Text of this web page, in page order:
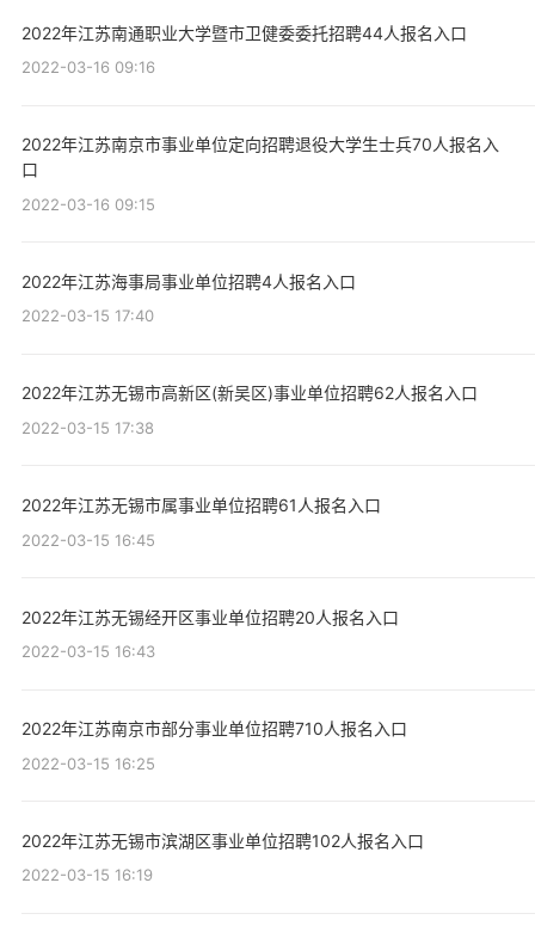
2022年江苏南通职业大学暨市卫健委委托招聘44人报名入口
2022-03-16 09:16
2022年江苏南京市事业单位定向招聘退役大学生士兵70人报名入
口
2022-03-16 09:15
2022年江苏海事局事业单位招聘4人报名入口
2022-03-15 17:40
2022年江苏无锡市高新区(新吴区)事业单位招聘62人报名入口
2022-03-15 17:38
2022年江苏无锡市属事业单位招聘61人报名入口
2022-03-15 16:45
2022年江苏无锡经开区事业单位招聘20人报名入口
2022-03-15 16:43
2022年江苏南京市部分事业单位招聘710人报名入口
2022-03-15 16:25
2022年江苏无锡市滨湖区事业单位招聘102人报名入口
2022-03-15 16:19